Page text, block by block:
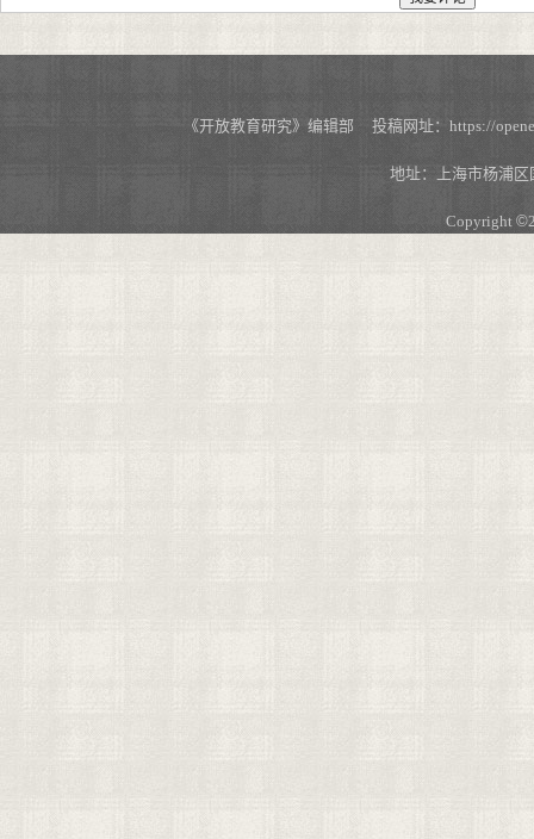
《开放教育研究》编辑部 投稿网址：https://
地址：上海市杨浦
Copyright ©